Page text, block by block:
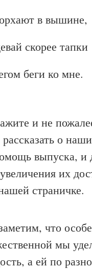
в вышине,
скорее тапки
беги ко мне.
и не
рассказать о
выпуска, и
их
страничке.
что
мы
а ей по